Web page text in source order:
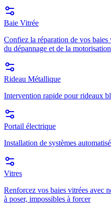
Baie Vitrée
Confiez la réparation de vos
du dépannage et de la
Rideau Métallique
Intervention rapide pour rideaux
Portail électrique
Installation de systèmes
Vitres
Renforcez vos baies vitrées avec
à poser, impossibles à forcer